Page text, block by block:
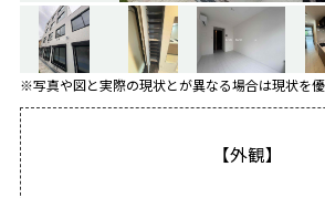
※写真や図と実際の現状とが異なる場合は現状を優
【外観】